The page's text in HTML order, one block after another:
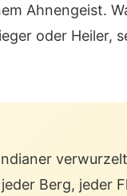
Ahnengeist.
oder Heiler,
Berg, jeder